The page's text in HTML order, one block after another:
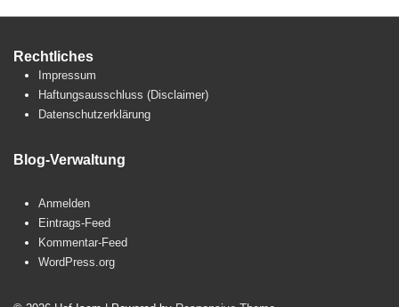
Rechtliches
Impressum
Haftungsausschluss (Disclaimer)
Datenschutzerklärung
Blog-Verwaltung
Anmelden
Eintrags-Feed
Kommentar-Feed
WordPress.org